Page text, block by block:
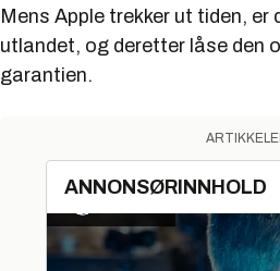
Mens Apple trekker ut tiden,
utlandet, og deretter låse den
garantien.
ANNONSØRINNHOLD